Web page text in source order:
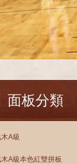
面板分類
A級
A級本色紅雙拼板